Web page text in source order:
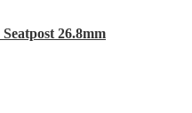
26.8mm